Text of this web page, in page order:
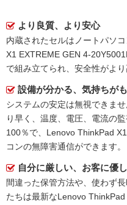
より良質、より安心
内蔵されたセルはノートパソ
X1 EXTREME GEN 4-
で組み立てられ、安全性がよ
設備が分かる、気持ちが
システムの安定は無視できま
り早く、温度、電圧、電流の
100％で、Lenovo ThinkPad
コンの無障害通信ができます。
自分に厳しい、お客に優
間違った保管方法や、使わず
たちは最新なLenovo